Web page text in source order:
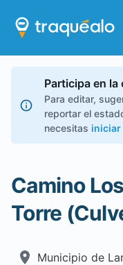
Participa en
Para editar,
reportar el
necesitas iniciar
Camino
Torre
Municipio de